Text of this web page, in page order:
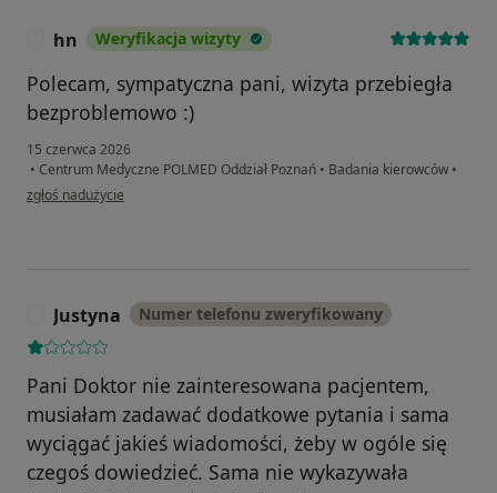
hn Weryfikacja wizyty
Polecam, sympatyczna pani, wizyta przebiegła
bezproblemowo :)
15 czerwca 2026
• Centrum Medyczne POLMED Oddział Poznań • Badania kierowców •
w opinii użytkownika hn
zgłoś nadużycie
Justyna Numer telefonu zweryfikowany
Pani Doktor nie zainteresowana pacjentem,
musiałam zadawać dodatkowe pytania i sama
wyciągać jakieś wiadomości, żeby w ogóle się
czegoś dowiedzieć. Sama nie wykazywała